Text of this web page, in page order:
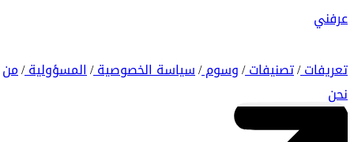
عرفني
تعريفات/ تصنيفات/ وسوم/ سياسة الخصوصية/ المسؤولية/ من
نحن